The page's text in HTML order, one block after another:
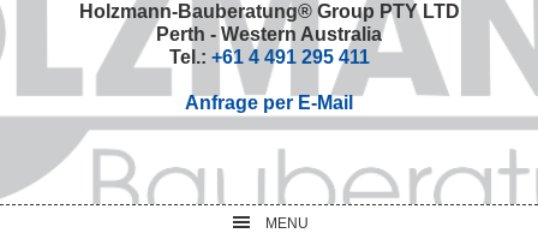
Holzmann-Bauberatung® Group PTY LTD
Perth - Western Australia
Tel.: +61 4 491 295 411
Anfrage per E-Mail
MENU